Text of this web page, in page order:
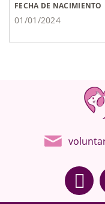
FECHA DE NACIMIENTO
01/01/2024